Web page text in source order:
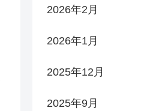
2026年2月
2026年1月
2025年12月
2025年9月